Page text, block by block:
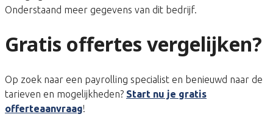
Onderstaand meer gegevens van dit bedrijf.
Gratis offertes vergelijken?
Op zoek naar een payrolling specialist en benieuwd naar de
tarieven en mogelijkheden? Start nu je gratis
offerteaanvraag!